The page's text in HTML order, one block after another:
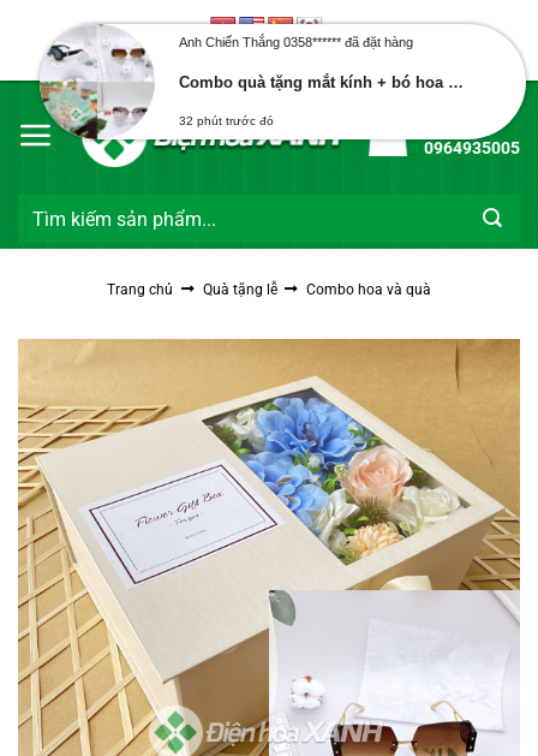
dung
Chào mừng bạn đến với Điện Hoa Xanh
0964935005
Tìm
Trang chủ Quà tặng lễ Combo hoa và quà
Anh Chiến Thắng 0358****** đã đặt hàng
Combo quà tặng mắt kính + bó hoa baby
32 phút trước đó